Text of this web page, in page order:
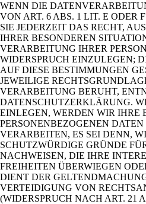
WENN DIE
VON ART. 6 ABS. 1 LIT. E ODER
SIE JEDERZEIT DAS RECHT,
IHRER BESONDEREN
VERARBEITUNG IHRER
WIDERSPRUCH EINZULEGEN;
AUF DIESE BESTIMMUNGEN
JEWEILIGE
VERARBEITUNG BERUHT,
DATENSCHUTZERKLÄRUNG.
EINLEGEN, WERDEN WIR IHRE
PERSONENBEZOGENEN
VERARBEITEN, ES SEI DENN,
SCHUTZWÜRDIGE GRÜNDE
NACHWEISEN, DIE IHRE
FREIHEITEN ÜBERWIEGEN
DIENT DER
VERTEIDIGUNG VON
(WIDERSPRUCH NACH ART. 21